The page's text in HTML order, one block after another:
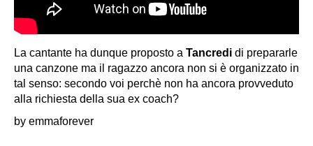
La cantante ha dunque proposto a Tancredi di prepararle
una canzone ma il ragazzo ancora non si è organizzato in
tal senso: secondo voi perchè non ha ancora provveduto
alla richiesta della sua ex coach?
by emmaforever